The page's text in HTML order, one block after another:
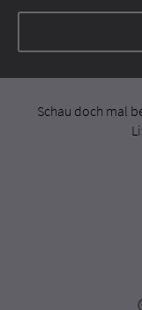
Schau doch mal